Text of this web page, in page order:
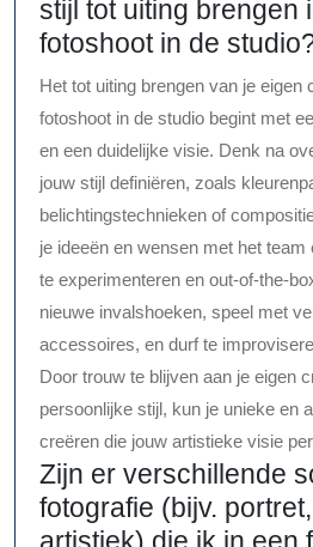
stijl tot uiting brengen
fotoshoot in de
Het tot uiting brengen van je eigen
fotoshoot in de studio begint met
en een duidelijke visie. Denk na
jouw stijl definiëren, zoals
belichtingstechnieken of
je ideeën en wensen met het team
te experimenteren en out-of-the-
nieuwe invalshoeken, speel met
accessoires, en durf te
Door trouw te blijven aan je eigen
persoonlijke stijl, kun je unieke en
creëren die jouw artistieke visie
Zijn er verschillende
fotografie (bijv.